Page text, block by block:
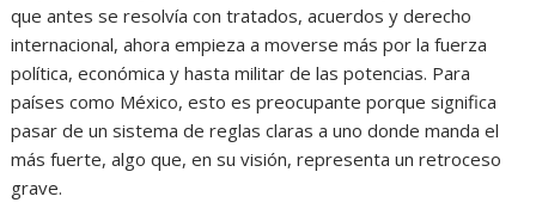
que antes se resolvía con tratados, acuerdos y derecho
internacional, ahora empieza a moverse más por la fuerza
política, económica y hasta militar de las potencias. Para
países como México, esto es preocupante porque significa
pasar de un sistema de reglas claras a uno donde manda el
más fuerte, algo que, en su visión, representa un retroceso
grave.